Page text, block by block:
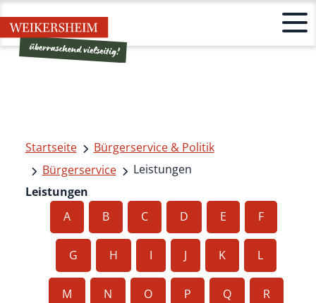
Startseite
Bürgerservice & Politik
Bürgerservice
Leistungen
Leistungen
A
B C D E F
G H I J K L
M N O P Q R